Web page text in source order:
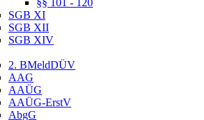
SGB XI
SGB XII
SGB XIV
2. BMeldDÜV
AAG
AAÜG
AAÜG-ErstV
AbgG